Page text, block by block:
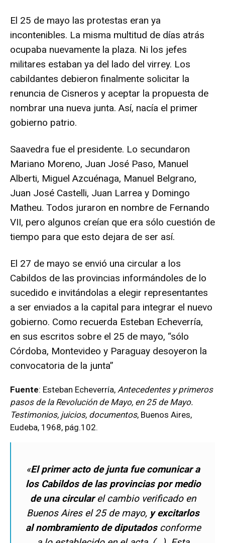
El 25 de mayo las protestas eran ya
incontenibles. La misma multitud de días atrás
ocupaba nuevamente la plaza. Ni los jefes
militares estaban ya del lado del virrey. Los
cabildantes debieron finalmente solicitar la
renuncia de Cisneros y aceptar la propuesta de
nombrar una nueva junta. Así, nacía el primer
gobierno patrio.
Saavedra fue el presidente. Lo secundaron
Mariano Moreno, Juan José Paso, Manuel
Alberti, Miguel Azcuénaga, Manuel Belgrano,
Juan José Castelli, Juan Larrea y Domingo
Matheu. Todos juraron en nombre de Fernando
VII, pero algunos creían que era sólo cuestión de
tiempo para que esto dejara de ser así.
El 27 de mayo se envió una circular a los
Cabildos de las provincias informándoles de lo
sucedido e invitándolas a elegir representantes
a ser enviados a la capital para integrar el nuevo
gobierno. Como recuerda Esteban Echeverría,
en sus escritos sobre el 25 de mayo, “sólo
Córdoba, Montevideo y Paraguay desoyeron la
convocatoria de la junta”
Fuente: Esteban Echeverría, Antecedentes y primeros
pasos de la Revolución de Mayo, en 25 de Mayo.
Testimonios, juicios, documentos, Buenos Aires,
Eudeba, 1968, pág.102.
«El primer acto de junta fue comunicar a
los Cabildos de las provincias por medio
de una circularel cambio verificado en
Buenos Aires el 25 de mayo, y excitarlos
al nombramiento de diputadosconforme